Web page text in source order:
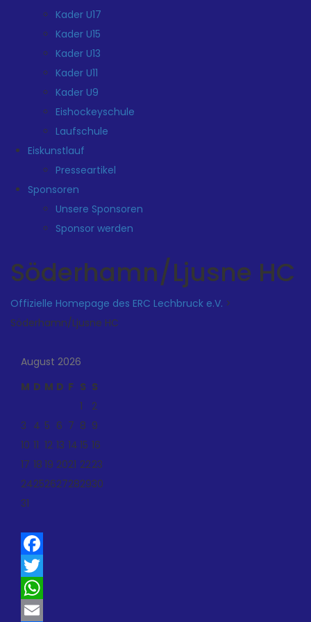
Kader U17
Kader U15
Kader U13
Kader U11
Kader U9
Eishockeyschule
Laufschule
Eiskunstlauf
Presseartikel
Sponsoren
Unsere Sponsoren
Sponsor werden
Söderhamn/Ljusne HC
Offizielle Homepage des ERC Lechbruck e.V. >
Söderhamn/Ljusne HC
August 2026
M D M D F S S
1
2
3 4 5 6 7 8 9
10 11 12 13 14 15 16
17 18 19 2021 2223
24252627282930
31
Facebook
Twitter
WhatsApp